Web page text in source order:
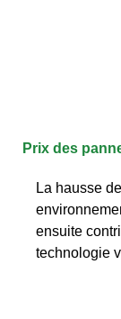
Prix des
La hausse
ensuite
technologie